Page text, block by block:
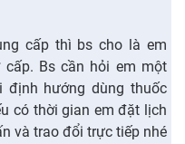
cấp thì bs cho là em
Bs cần hỏi em một
định hướng dùng thuốc
có thời gian em đặt lịch
và trao đổi trực tiếp nhé